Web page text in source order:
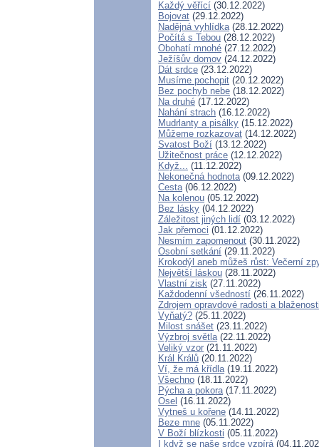
Každý věřící (30.12.2022)
Bojovat (29.12.2022)
Nadějná vyhlídka(28.12.2022)
Počítá s Tebou (28.12.2022)
Obohatí mnohé (27.12.2022)
Ježíšův domov (24.12.2022)
Dát srdce (23.12.2022)
Musíme pochopit (20.12.2022)
Bez pochyb nebe (18.12.2022)
Na druhé (17.12.2022)
Nahání strach (16.12.2022)
Mudrlanty a pisálky (15.12.2022)
Můžeme rozkazovat (14.12.2022)
Svatost Boží (13.12.2022)
Užitečnost práce (12.12.2022)
Když... (11.12.2022)
Nekonečná hodnota(09.12.2022)
Cesta(06.12.2022)
Na kolenou (05.12.2022)
Bez lásky (04.12.2022)
Záležitost jiných lidí (03.12.2022)
Jak přemoci (01.12.2022)
Nesmím zapomenout (30.11.2022)
Osobní setkání (29.11.2022)
Krokodýl aneb můžeš růst: Večerní
Největší láskou (28.11.2022)
Vlastní zisk (27.11.2022)
Každodenní všedností (26.11.2022)
Zdrojem opravdové radosti a
Vyňatý? (25.11.2022)
Milost snášet (23.11.2022)
Výzbroj světla(22.11.2022)
Veliký vzor (21.11.2022)
Král Králů (20.11.2022)
Ví, že má křídla(19.11.2022)
Všechno (18.11.2022)
Pýcha a pokora(17.11.2022)
Osel (16.11.2022)
Vytneš u kořene (14.11.2022)
Beze mne (05.11.2022)
V Boží blízkosti (05.11.2022)
I když se naše srdce vzpírá